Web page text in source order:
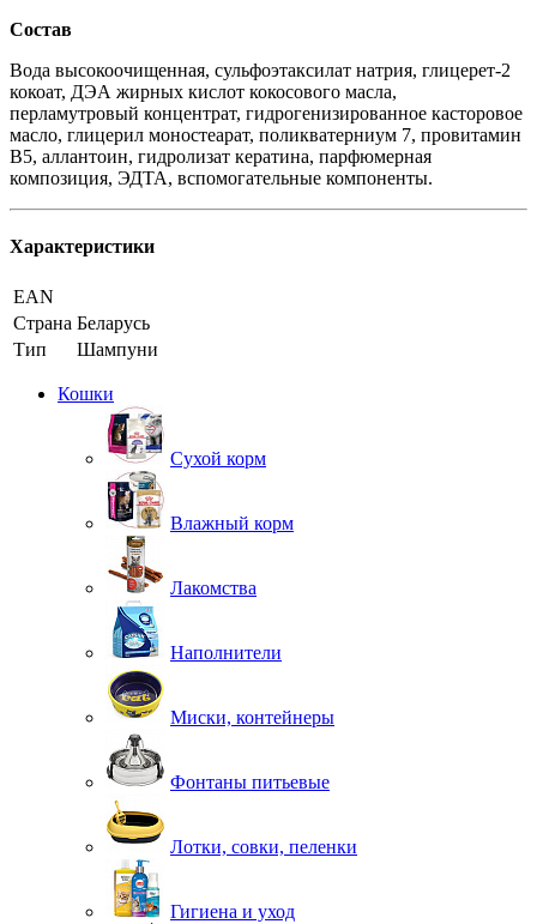
Состав
Вода высокоочищенная, сульфоэтаксилат натрия, глицерет-2
кокоат, ДЭА жирных кислот кокосового масла,
перламутровый концентрат, гидрогенизированное касторовое
масло, глицерил моностеарат, поликватерниум 7, провитамин
B5, аллантоин, гидролизат кератина, парфюмерная
композиция, ЭДТА, вспомогательные компоненты.
Характеристики
EAN
Страна Беларусь
Тип
Шампуни
Кошки
Сухой корм
Влажный корм
Лакомства
Наполнители
Миски, контейнеры
Фонтаны питьевые
Лотки, совки, пеленки
Гигиена и уход